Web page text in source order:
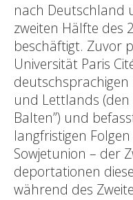
nach Deutschland
zweiten Hälfte des
beschäftigt. Zuvor
Universität Paris
und Lettlands
Balten”) und
langfristigen
Sowjetunion – der
deportationen
während des